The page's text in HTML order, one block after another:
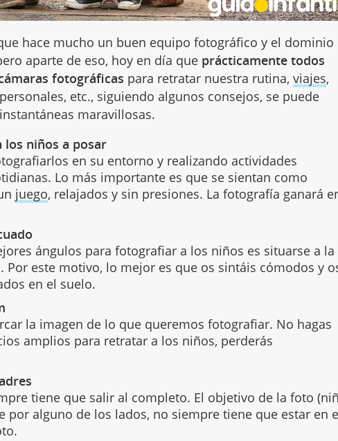
hace mucho un buen equipo fotográfico y el dominio
aparte de eso, hoy en día que prácticamente todos
fotográficas para retratar nuestra rutina,viajes,
etc., siguiendo algunos consejos, se puede
maravillosas.
los niños a posar
en su entorno y realizando actividades
Lo más importante es que se sientan como
juego, relajados y sin presiones. La fotografía ganará
ángulos para fotografiar a los niños es situarse a la
Por este motivo, lo mejor es que os sintáis cómodos y
en el suelo.
la imagen de lo que queremos fotografiar. No hagas
amplios para retratar a los niños, perderás
tiene que salir al completo. El objetivo de la foto
por alguno de los lados, no siempre tiene que estar en